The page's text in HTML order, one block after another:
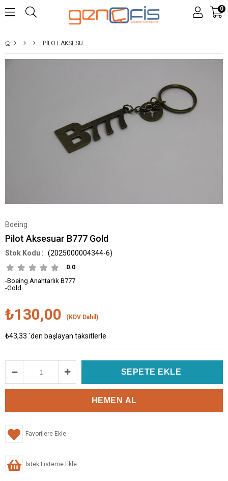
0
PILOT AKSESUAR B777 GOLD
Boeing
Pilot Aksesuar B777 Gold
(2025000004344-6)
0.0
-Boeing Anahtarlık B777
-Gold
₺130,00 (KDV Dahil)
₺43,33 `den başlayan taksitlerle
Favorilere Ekle
İstek Listeme Ekle